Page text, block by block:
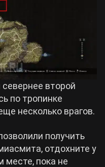
второй
по тропинке
несколько врагов.
получить
отдохните у
месте, пока не